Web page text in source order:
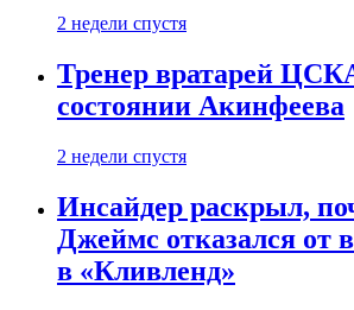
2 недели спустя
Тренер вратарей
состоянии Акинфеева
2 недели спустя
Инсайдер раскрыл,
Джеймс отказался от
в «Кливленд»